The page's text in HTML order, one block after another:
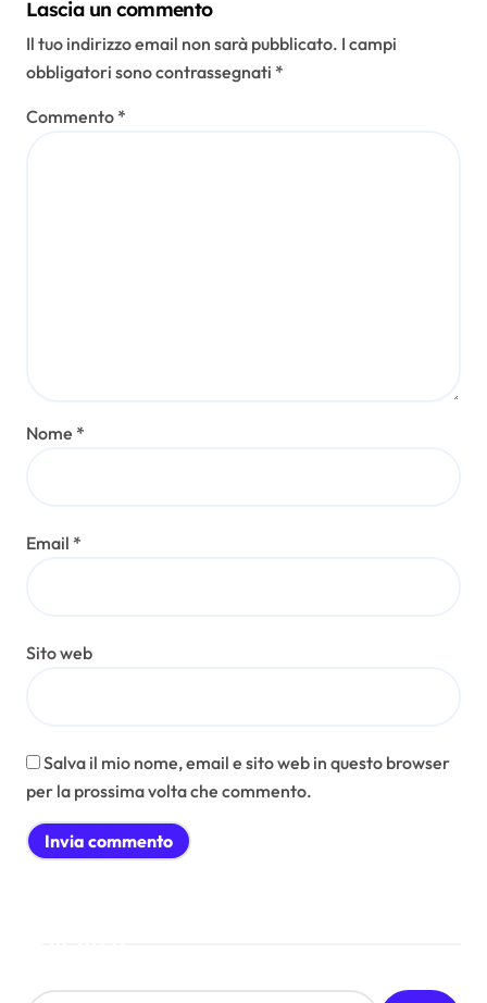
Lascia un commento
Il tuo indirizzo email non sarà pubblicato. I campi
obbligatori sono contrassegnati *
Commento *
Nome *
Email *
Sito web
Salva il mio nome, email e sito web in questo browser
per la prossima volta che commento.